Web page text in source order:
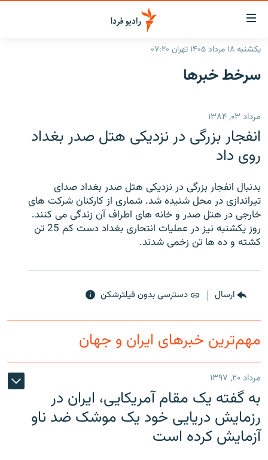
لینک‌های
قابلیت
دسترسی
بازگشت
اصلی
رفتن
صفحه
ایران
رادیو
انتخاب کنید و بشنوید
فرکانس‌ها
پادکست
گزارش‌های تصویری
گزارش‌های ویدئویی
زنان فردا
English
زبان‌های دیگر
یکشنبه ۱۸ مرداد ۱۴۰۵ تهران ۰۷:۲۰
سرخط‌ خبرها
مرداد ۰۳, ۱۳۸۴
انفجار بزرگی در نزدیکی هتل صدر بغداد
روی داد
بدنبال انفجار بزرگی در نزدیکی هتل صدر بغداد صدای
تیراندازی در محل شنیده شد. شماری از کارکنان شرکت های
خارجی در هتل صدر و خانه های اطراف آن زندگی می کنند.
روز یکشنبه نیز در عملیات انتحاری بغداد دست کم 25 تن
کشته و ده ها تن زخمی شدند.
ارسال دسترسی بدون فیلترشکن
مهم‌ترین خبرهای ایران و جهان
مرداد ۲۰, ۱۳۹۷
به گفته یک مقام آمریکایی، ایران در
رزمایش دریایی خود یک موشک ضد ناو
آزمایش کرده است